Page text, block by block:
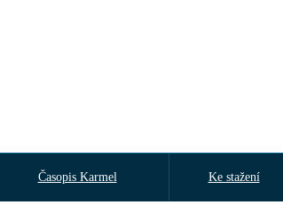
Časopis Karmel Ke stažení